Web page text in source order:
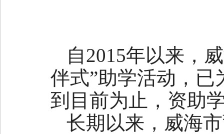
自2015年以来，
伴式”助学活动，已
到目前为止，资助
长期以来，威海